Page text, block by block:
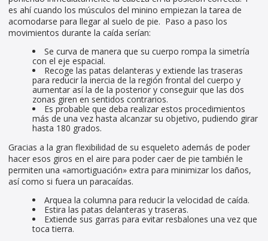
es ahí cuando los músculos del minino empiezan la tarea de
acomodarse para llegar al suelo de pie. Paso a paso los
movimientos durante la caída serían:
Se curva de manera que su cuerpo rompa la simetría
con el eje espacial.
Recoge las patas delanteras y extiende las traseras
para reducir la inercia de la región frontal del cuerpo y
aumentar así la de la posterior y conseguir que las dos
zonas giren en sentidos contrarios.
Es probable que deba realizar estos procedimientos
más de una vez hasta alcanzar su objetivo, pudiendo girar
hasta 180 grados.
Gracias a la gran flexibilidad de su esqueleto además de poder
hacer esos giros en el aire para poder caer de pie también le
permiten una «amortiguación» extra para minimizar los daños,
así como si fuera un paracaídas.
Arquea la columna para reducir la velocidad de caída.
Estira las patas delanteras y traseras.
Extiende sus garras para evitar resbalones una vez que
toca tierra.